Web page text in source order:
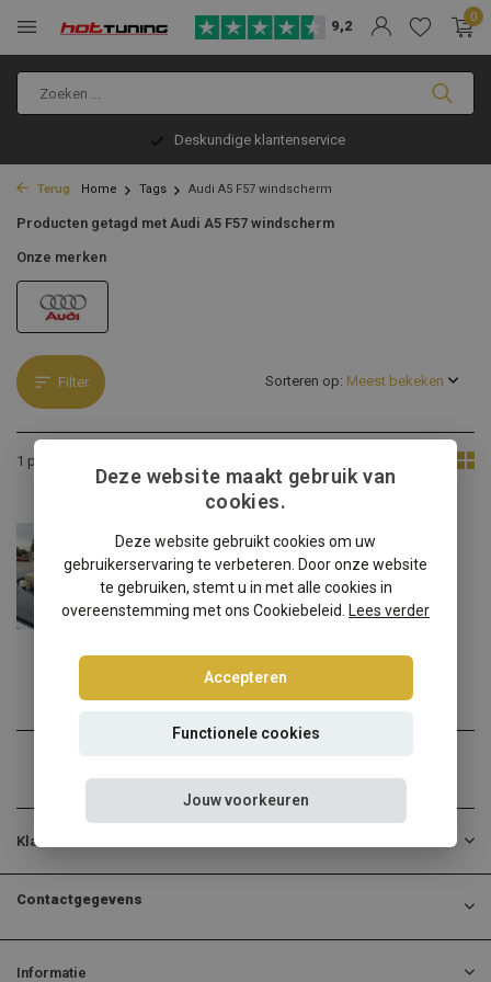
9,2
0
Deskundige klantenservice
Terug Home Tags Audi A5 F57 windscherm
Producten getagd met Audi A5 F57 windscherm
Onze merken
Filter
1 product
Sorteren op:
Audi A5 F57 windscherm
✔️ Gratis verzending ...
€139,00
Klantenservice
Contactgegevens
Informatie
Deze website maakt gebruik van
cookies.
Deze website gebruikt cookies om uw
gebruikerservaring te verbeteren. Door onze website
te gebruiken, stemt u in met alle cookies in
overeenstemming met ons Cookiebeleid.
Lees verder
Accepteren
Functionele cookies
Jouw voorkeuren